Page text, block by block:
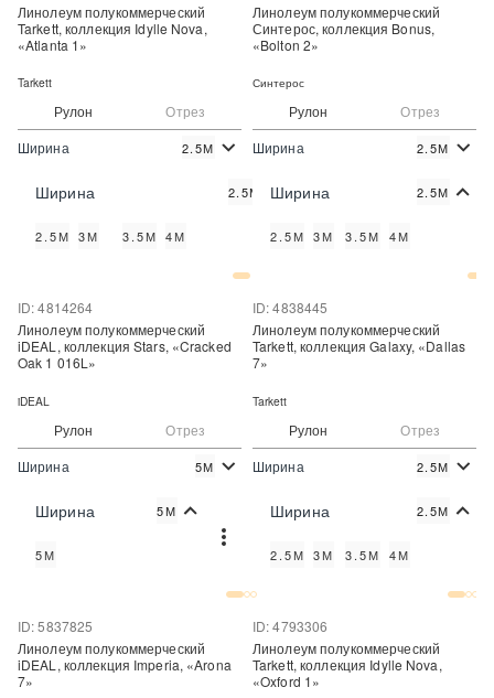
Рулон Отрез
Цена:
Линолеум полукоммерческий
Tarkett, коллекция Idylle Nova,
«Atlanta 1»
Tarkett
Ширина 2.5М
Ширина 2.5М
2.5М 3М 3.5М 4М
Рулон Отрез
Цена:
Линолеум полукоммерческий
Синтерос, коллекция Bonus,
«Bolton 2»
Синтерос
Ширина 2.5М
Ширина 2.5М
2.5М 3М 3.5М 4М
Рулон Отрез
ID: 4814264
Цена:
Линолеум полукоммерческий
iDEAL, коллекция Stars, «Cracked
Oak 1 016L»
iDEAL
Ширина 5М
Ширина 5М
5М
Рулон Отрез
ID: 4838445
Цена:
Линолеум полукоммерческий
Tarkett, коллекция Galaxy, «Dallas
7»
Tarkett
Ширина 2.5М
Ширина 2.5М
2.5М 3М 3.5М 4М
ID: 5837825
Линолеум полукоммерческий
iDEAL, коллекция Imperia, «Arona
7»
ID: 4793306
Линолеум полукоммерческий
Tarkett, коллекция Idylle Nova,
«Oxford 1»